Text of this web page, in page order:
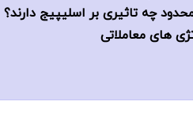
چه تاثیری بر اسلیپیج دارند؟
های معاملاتی